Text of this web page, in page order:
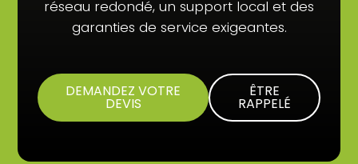
réseau redondé, un support local et des
garanties de service exigeantes.
DEMANDEZ VOTRE
DEVIS
ÊTRE
RAPPELÉ